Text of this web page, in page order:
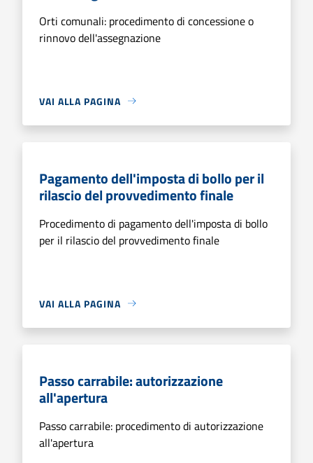
Orti comunali: procedimento di concessione o
rinnovo dell'assegnazione
VAI ALLA PAGINA
Pagamento dell'imposta di bollo per il
rilascio del provvedimento finale
Procedimento di pagamento dell'imposta di bollo
per il rilascio del provvedimento finale
VAI ALLA PAGINA
Passo carrabile: autorizzazione
all'apertura
Passo carrabile: procedimento di autorizzazione
all'apertura